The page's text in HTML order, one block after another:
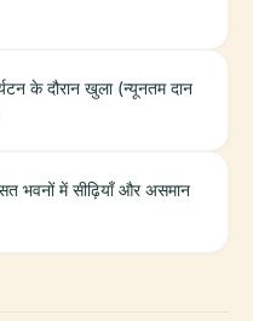
के दौरान खुला (न्यूनतम दान
भवनों में सीढ़ियाँ और असमान